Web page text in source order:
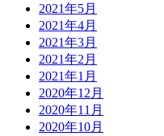
2021年5月
2021年4月
2021年3月
2021年2月
2021年1月
2020年12月
2020年11月
2020年10月